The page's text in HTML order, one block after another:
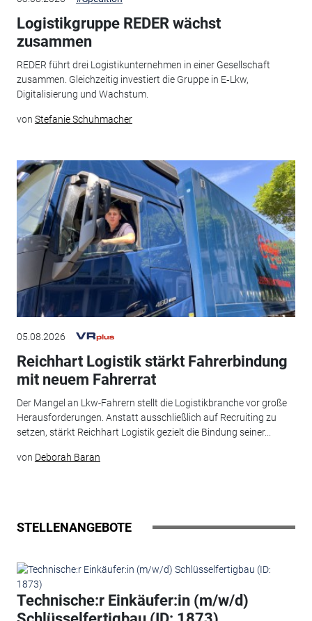
Logistikgruppe REDER wächst
zusammen
REDER führt drei Logistikunternehmen in einer Gesellschaft
zusammen. Gleichzeitig investiert die Gruppe in E‑Lkw,
Digitalisierung und Wachstum.
von Stefanie Schuhmacher
05.08.2026
Reichhart Logistik stärkt Fahrerbindung
mit neuem Fahrerrat
Der Mangel an Lkw-Fahrern stellt die Logistikbranche vor große
Herausforderungen. Anstatt ausschließlich auf Recruiting zu
setzen, stärkt Reichhart Logistik gezielt die Bindung seiner...
von Deborah Baran
STELLENANGEBOTE
Technische:r Einkäufer:in (m/w/d)